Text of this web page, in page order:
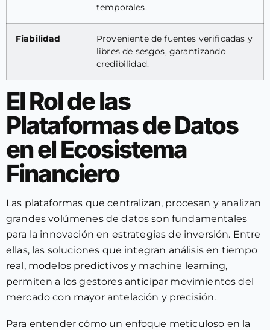
temporales.
Fiabilidad
Proveniente de fuentes verificadas y
libres de sesgos, garantizando
credibilidad.
El Rol de las
Plataformas de Datos
en el Ecosistema
Financiero
Las plataformas que centralizan, procesan y analizan
grandes volúmenes de datos son fundamentales
para la innovación en estrategias de inversión. Entre
ellas, las soluciones que integran análisis en tiempo
real, modelos predictivos y machine learning,
permiten a los gestores anticipar movimientos del
mercado con mayor antelación y precisión.
Para entender cómo un enfoque meticuloso en la